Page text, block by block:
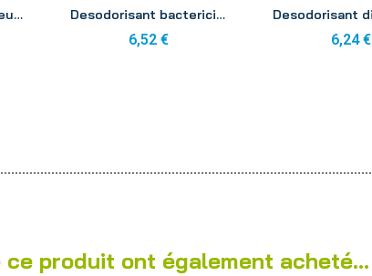
Desodorisant diffuseur kassia aerosol 250ml Desodorisant bactericide diffuseur aerosol 250ml
6,52 € 6,24 €
produit ont également acheté...